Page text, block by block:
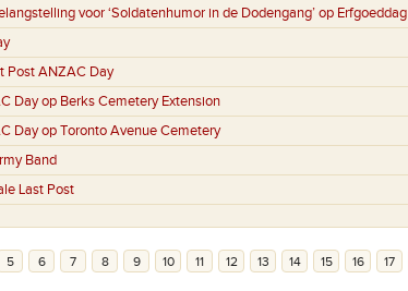
voor ‘Soldatenhumor in de Dodengang’ op Erfgoeddag
Post ANZAC Day
Day op Berks Cemetery Extension
Day op Toronto Avenue Cemetery
Band
Last Post
5 6 7 8 9 10 11 12 13 14 15 16 17